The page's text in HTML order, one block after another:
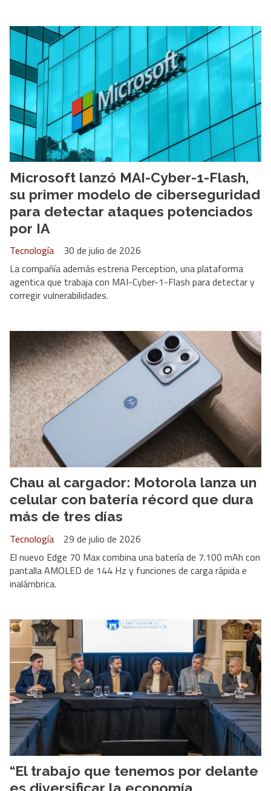
Microsoft lanzó MAI-Cyber-1-Flash,
su primer modelo de ciberseguridad
para detectar ataques potenciados
por IA
Tecnología
30 de julio de 2026
La compañía además estrena Perception, una plataforma
agentica que trabaja con MAI-Cyber-1-Flash para detectar y
corregir vulnerabilidades.
Chau al cargador: Motorola lanza un
celular con batería récord que dura
más de tres días
Tecnología
29 de julio de 2026
El nuevo Edge 70 Max combina una batería de 7.100 mAh con
pantalla AMOLED de 144 Hz y funciones de carga rápida e
inalámbrica.
“El trabajo que tenemos por delante